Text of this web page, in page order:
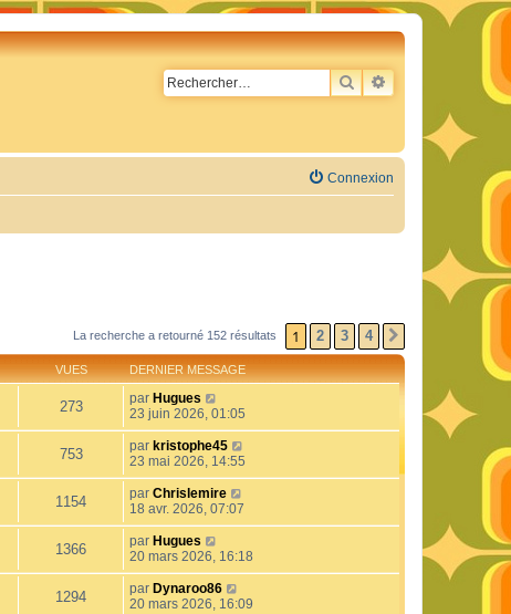
RECHERCHER
RECHERCHE
Connexion
La recherche a retourné 152 résultats 1 2 3 4
VUES DERNIER MESSAGE
273 par Hugues
23 juin 2026, 01:05
753 par kristophe45
23 mai 2026, 14:55
1154 par Chrislemire
18 avr. 2026, 07:07
1366 par Hugues
20 mars 2026, 16:18
1294 par Dynaroo86
20 mars 2026, 16:09